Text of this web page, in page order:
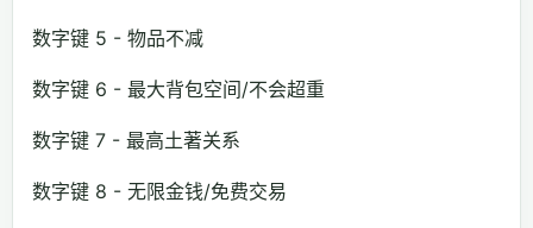
数字键 5 - 物品不减
数字键 6 - 最大背包空间/不会超重
数字键 7 - 最高土著关系
数字键 8 - 无限金钱/免费交易